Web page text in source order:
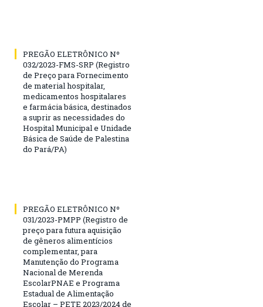
PREGÃO ELETRÔNICO Nº
032/2023-FMS-SRP (Registro
de Preço para Fornecimento
de material hospitalar,
medicamentos hospitalares
e farmácia básica, destinados
a suprir as necessidades do
Hospital Municipal e Unidade
Básica de Saúde de Palestina
do Pará/PA)
PREGÃO ELETRÔNICO Nº
031/2023-PMPP (Registro de
preço para futura aquisição
de gêneros alimentícios
complementar, para
Manutenção do Programa
Nacional de Merenda
EscolarPNAE e Programa
Estadual de Alimentação
Escolar – PETE 2023/2024 de